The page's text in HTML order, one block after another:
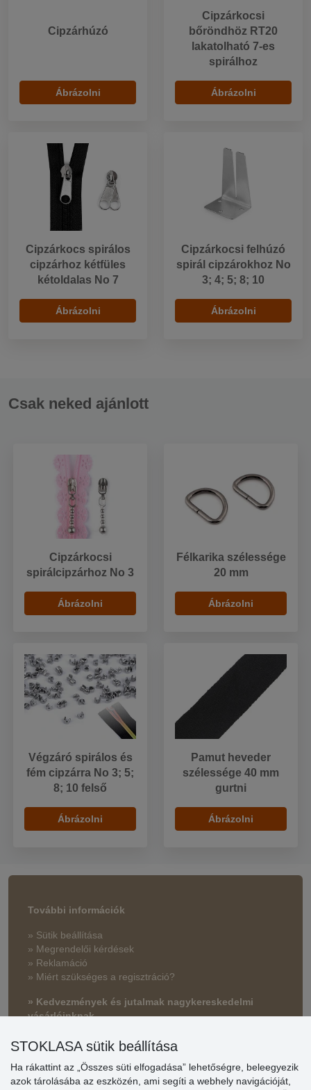
Cipzárhúzó
Ábrázolni
Cipzárkocsi
bőröndhöz RT20
lakatolható 7-es
spirálhoz
Ábrázolni
Cipzárkocs spirálos
cipzárhoz kétfüles
kétoldalas No 7
Ábrázolni
Cipzárkocsi felhúzó
spirál cipzárokhoz No
3; 4; 5; 8; 10
Ábrázolni
Csak neked ajánlott
Cipzárkocsi
spirálcipzárhoz No 3
Ábrázolni
Félkarika szélessége
20 mm
Ábrázolni
Végzáró spirálos és
fém cipzárra No 3; 5;
8; 10 felső
Ábrázolni
Pamut heveder
szélessége 40 mm
gurtni
Ábrázolni
További információk
» Sütik beállítása
» Megrendelői kérdések
» Reklamáció
» Miért szükséges a regisztráció?
» Kedvezmények és jutalmak nagykereskedelmi
vásárlóinknak
» Súgó
STOKLASA sütik beállítása
Ha rákattint az „Összes süti elfogadása” lehetőségre, beleegyezik
azok tárolásába az eszközén, ami segíti a webhely navigációját,